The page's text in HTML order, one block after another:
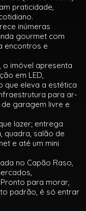
praticidade,
inúmeras
gourmet com
encontros e
o imóvel apresenta
em LED,
que eleva a estética
para ar-
garagem livre e
lazer; entrega
quadra, salão de
e até um mini
no Capão Raso,
para morar,
padrão, é só entrar